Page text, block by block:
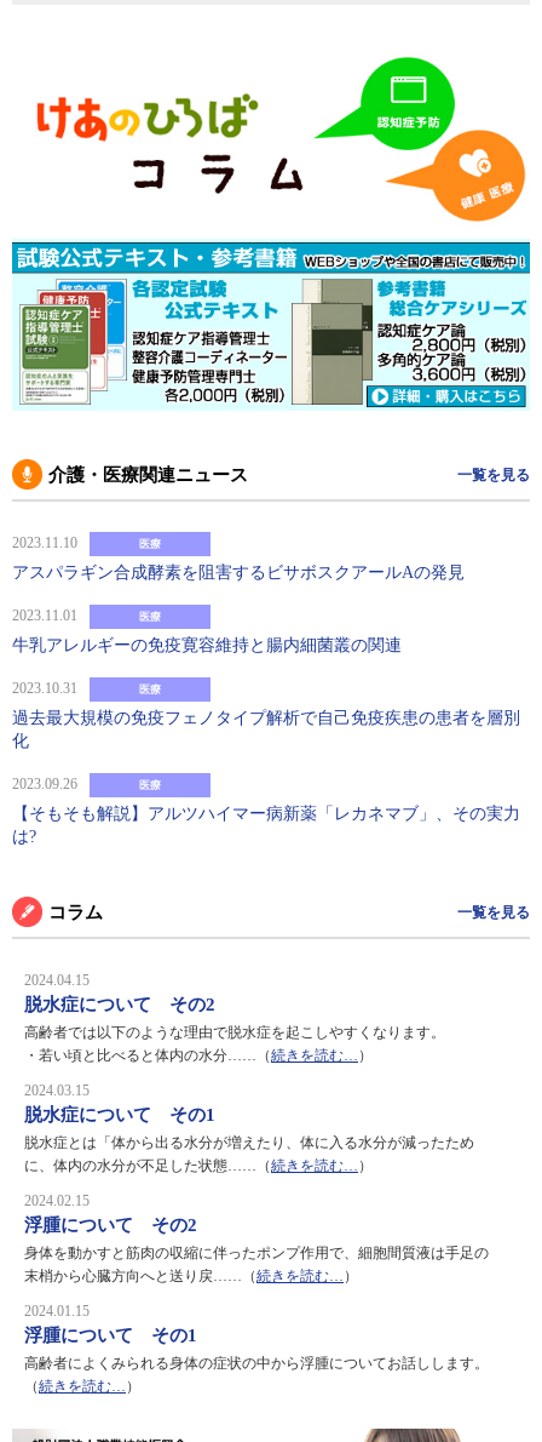
介護・医療関連ニュース 一覧を見る
2023.11.10 医療
アスパラギン合成酵素を阻害するビサボスクアールAの発見
2023.11.01 医療
牛乳アレルギーの免疫寛容維持と腸内細菌叢の関連
2023.10.31 医療
過去最大規模の免疫フェノタイプ解析で自己免疫疾患の患者を層別
化
2023.09.26 医療
【そもそも解説】アルツハイマー病新薬「レカネマブ」、その実力
は?
コラム 一覧を見る
2024.04.15
脱水症について その2
高齢者では以下のような理由で脱水症を起こしやすくなります。
・若い頃と比べると体内の水分……（続きを読む… ）
2024.03.15
脱水症について その1
脱水症とは「体から出る水分が増えたり、体に入る水分が減ったため
に、体内の水分が不足した状態……（続きを読む… ）
2024.02.15
浮腫について その2
身体を動かすと筋肉の収縮に伴ったポンプ作用で、細胞間質液は手足の
末梢から心臓方向へと送り戻……（続きを読む… ）
2024.01.15
浮腫について その1
高齢者によくみられる身体の症状の中から浮腫についてお話しします。
（続きを読む… ）